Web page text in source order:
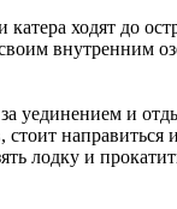
катера ходят до
внутренним
уединением и
стоит направиться
лодку и